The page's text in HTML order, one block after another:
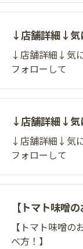
↓店舗詳細↓気
フォローして
↓店舗詳細↓気
フォローして
【トマト味噌の
べ方！】